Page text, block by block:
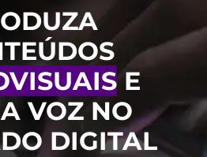
E
VOZ NO
DIGITAL